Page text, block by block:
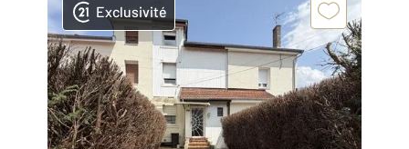
Exclusivité